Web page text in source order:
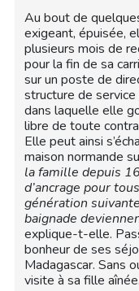
Au bout de
exigeant, épuisée,
plusieurs mois de
pour la fin de sa
sur un poste de
structure de service
dans laquelle elle
libre de toute
Elle peut ainsi
maison normande
la famille depuis
d’ancrage pour
génération
baignade
explique-t-elle.
bonheur de ses
Madagascar. Sans
visite à sa fille aînée.